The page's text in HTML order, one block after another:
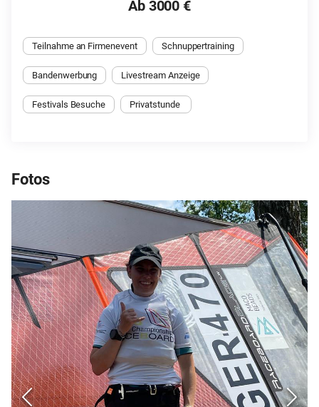
Ab 3000 €
Teilnahme an Firmenevent Schnuppertraining
Bandenwerbung Livestream Anzeige
Festivals Besuche Privatstunde
Fotos